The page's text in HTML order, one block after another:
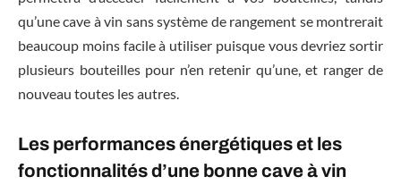
qu’une cave à vin sans système de rangement se montrerait
beaucoup moins facile à utiliser puisque vous devriez sortir
plusieurs bouteilles pour n’en retenir qu’une, et ranger de
nouveau toutes les autres.
Les performances énergétiques et les
fonctionnalités d’une bonne cave à vin